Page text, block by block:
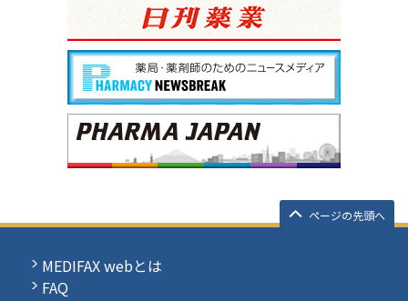
ページの先頭へ
MEDIFAX webとは
FAQ